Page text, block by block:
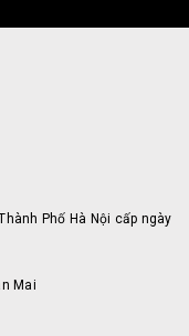
Phố Hà Nội cấp ngày
Mai